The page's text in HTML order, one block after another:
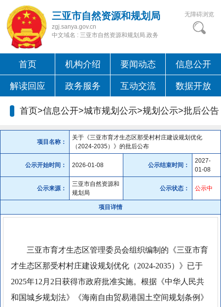
三亚市自然资源和规划局
zgj.sanya.gov.cn
中文域名 : 三亚市自然资源和规划局.政务
无障碍浏览
首页 机构介绍 要闻动态 信息公开
解读回应 政务服务 互动交流 数据开放
首页>信息公开>城市规划公示>规划公示>批后公告
项目名称：
关于《三亚市育才生态区那受村村庄建设规划优化
（2024-2035）》的批后公布
公示开始时间： 2026-01-08 公示结束时间：
2027-
01-08
公示来源：
三亚市自然资源和
规划局
公示状态： 公示中
项目详情
三亚市育才生态区管理委员会组织编制的《三亚市育
才生态区那受村村庄建设规划优化（2024-2035）》已于
2025年12月2日获得市政府批准实施。根据《中华人民共
和国城乡规划法》《海南自由贸易港国土空间规划条例》